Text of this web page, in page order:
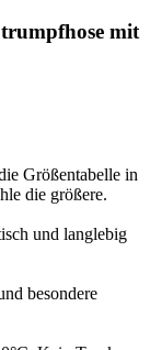
mit
Größentabelle in
die größere.
und langlebig
besondere